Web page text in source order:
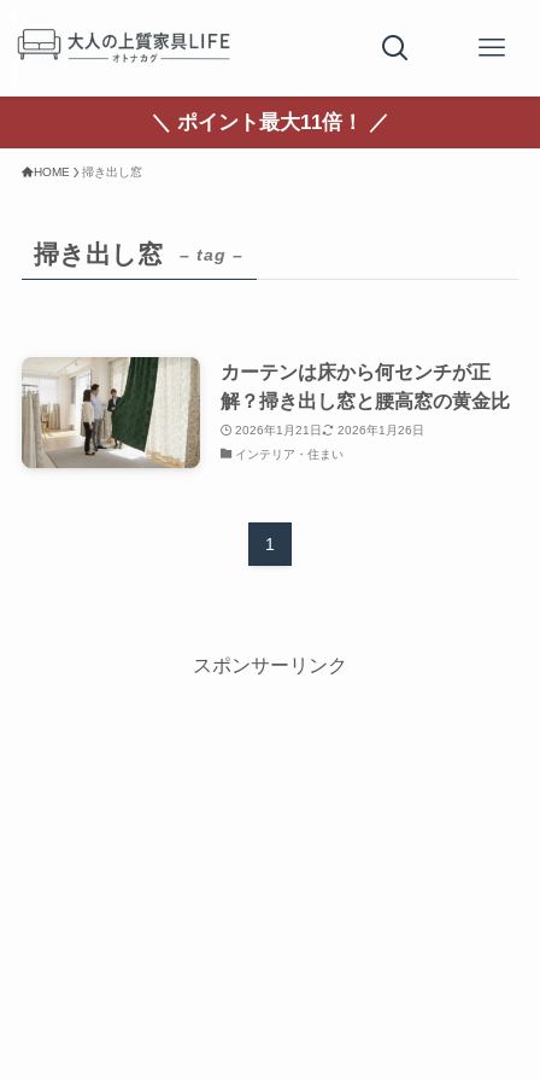
＼ ポイント最大11倍！ ／
HOME 掃き出し窓
掃き出し窓 – tag –
カーテンは床から何センチが正
解？掃き出し窓と腰高窓の黄金比
2026年1月21日
2026年1月26日
インテリア・住まい
1
スポンサーリンク